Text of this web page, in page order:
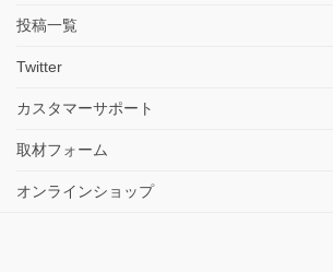
投稿一覧
Twitter
カスタマーサポート
取材フォーム
オンラインショップ